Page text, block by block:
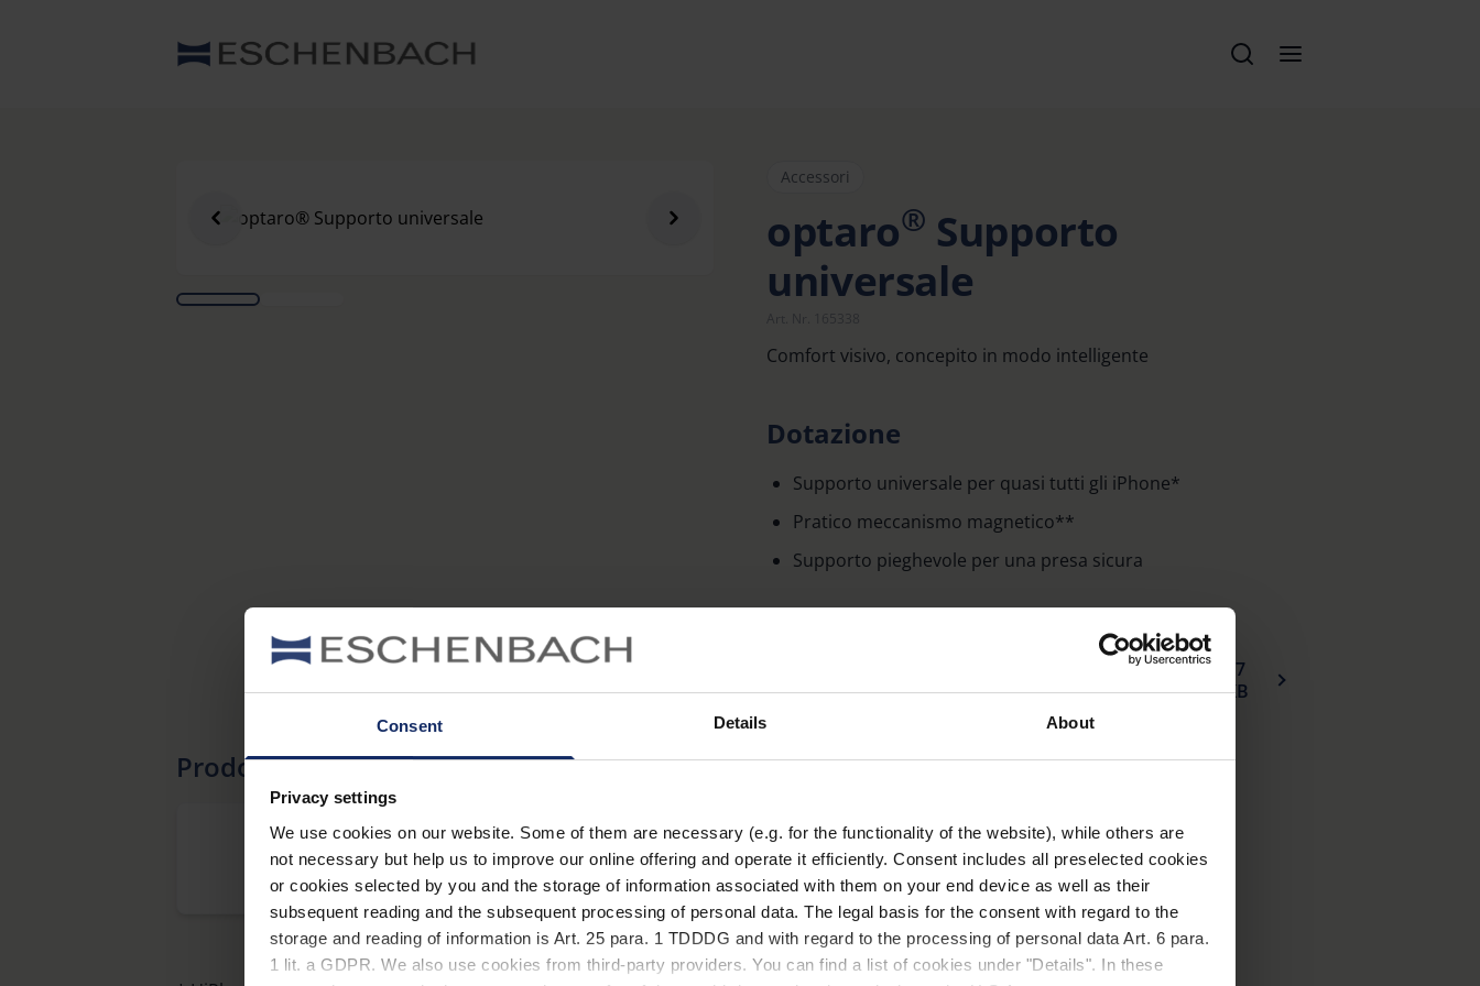
Consent Details About
Privacy settings
We use cookies on our website. Some of them are necessary (e.g. for the functionality of the website), while others are
not necessary but help us to improve our online offering and operate it efficiently. Consent includes all preselected cookies
or cookies selected by you and the storage of information associated with them on your end device as well as their
subsequent reading and the subsequent processing of personal data. The legal basis for the consent with regard to the
storage and reading of information is Art. 25 para. 1 TDDDG and with regard to the processing of personal data Art. 6 para.
1 lit. a GDPR. We also use cookies from third-party providers. You can find a list of cookies under "Details". In these
Accessori
optaro® Supporto
universale
Comfort visivo, concepito in modo intelligente
Dotazione
Supporto universale per quasi tutti gli iPhone*
Pratico meccanismo magnetico**
Supporto pieghevole per una presa sicura
77
KB
Prodotti correlati
optaro®